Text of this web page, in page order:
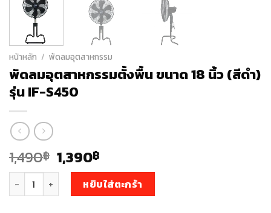
หน้าหลัก / พัดลมอุตสาหกรรม
พัดลมอุตสาหกรรมตั้งพื้น ขนาด 18 นิ้ว (สีดำ)
รุ่น IF-S450
1,490฿ Original
price
was:
1,490฿.
1,390฿
price
is:
1,390฿.
จำนวน พัดลมอุตสาหกรรมตั้งพื้น ขนาด 18 นิ้ว (สีดำ) รุ่น IF-S450 ชิ้น
หยิบใส่ตะกร้า